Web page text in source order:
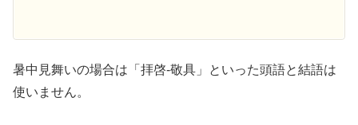
暑中見舞いの場合は「拝啓-敬具」といった頭語と結語は
使いません。